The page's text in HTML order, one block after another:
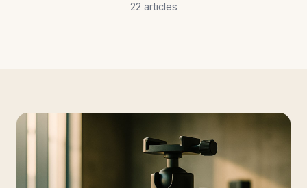
22 articles